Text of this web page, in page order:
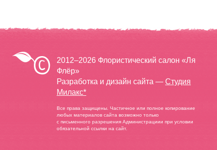
2012–2026 Флористический салон «Ля
Флёр»
Разработка и дизайн сайта — Студия
Милакс*
Все права защищены. Частичное или полное копирование
любых материалов сайта возможно только
с письменного разрешения Администрациии при условии
обязательной ссылки на сайт.